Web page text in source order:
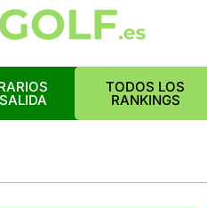
TODOS LOS
RANKINGS